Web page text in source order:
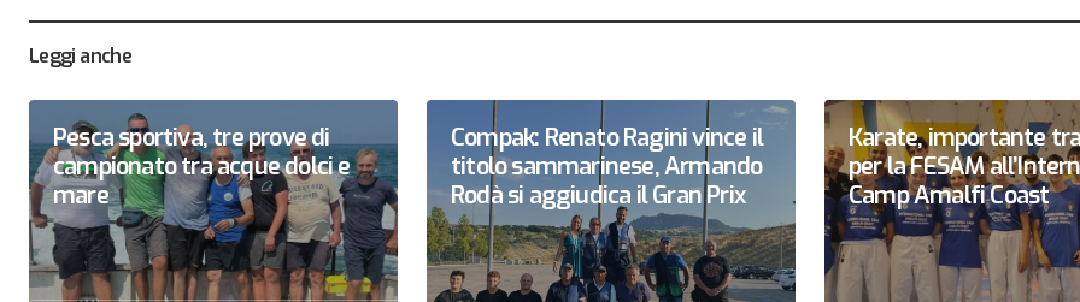
Leggi anche
Pesca sportiva, tre prove di
campionato tra acque dolci e
mare
Compak: Renato Ragini vince il
titolo sammarinese, Armando
Rodà si aggiudica il Gran Prix
Karate, importante
per la FESAM
Camp Amalfi Coast